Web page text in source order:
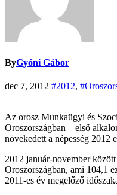
ByGyóni Gábor
dec 7, 2012 #2012,
Az orosz Munkaügyi és
Oroszországban – első
növekedett a népesség 2012
2012 január-november
Oroszországban, ami 104,1
2011-es év megelőző